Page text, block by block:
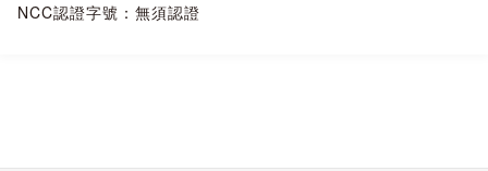
NCC認證字號：無須認證